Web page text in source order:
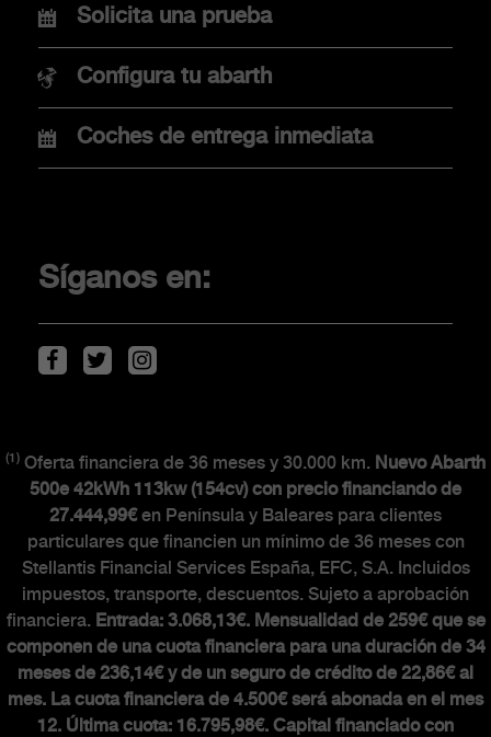
Nuevo Abarth 600e
Nuevo Abarth 500e
COMPRA
Financiación
Localiza tu concesionario
Descarga de Catálogos
CLIENTES
The Scorpionship
Asistencia y recambios
Accesorios
MUNDO ABARTH
Solicita una prueba
Configura tu abarth
Coches de entrega inmediata
Síganos en:
(1) Oferta financiera de 36 meses y 30.000 km. Nuevo Abarth
500e 42kWh 113kw (154cv) con precio financiando de
27.444,99€en Península y Baleares para clientes
particulares que financien un mínimo de 36 meses con
Stellantis Financial Services España, EFC, S.A. Incluidos
impuestos, transporte, descuentos. Sujeto a aprobación
financiera. Entrada: 3.068,13€. Mensualidad de 259€ que se
componen de una cuota financiera para una duración de 34
meses de 236,14€ y de un seguro de crédito de 22,86€ al
mes. La cuota financiera de 4.500€ será abonada en el mes
12. Última cuota: 16.795,98€. Capital financiado con